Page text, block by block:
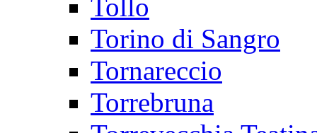
Tollo
Torino di Sangro
Tornareccio
Torrebruna